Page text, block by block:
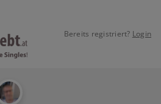
Bereits registriert? Login